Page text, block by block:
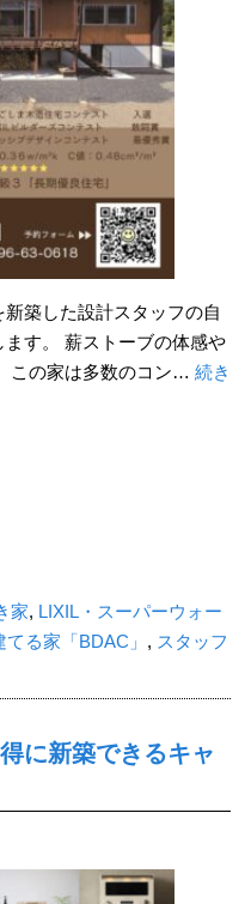
築した設計スタッフの自
す。 薪ストーブの体感や
この家は多数のコン… 続き
家, LIXIL・スーパーウォー
る家「BDAC」 , スタッフ
に新築できるキャ